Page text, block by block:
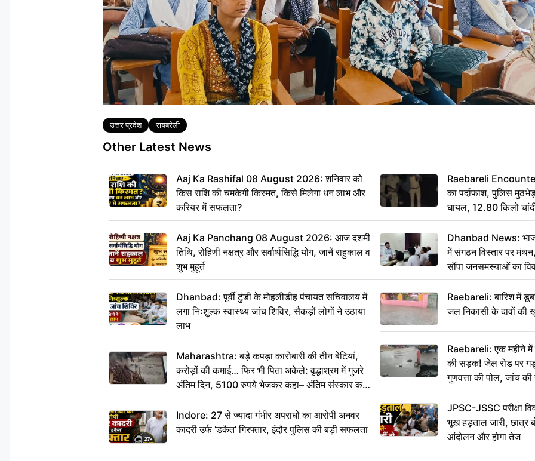
Tags
उत्तर प्रदेश रायबरेली
Other Latest News
Aaj Ka Rashifal 08 August 2026: शनिवार को
किस राशि की चमकेगी किस्मत, किसे मिलेगा धन लाभ और
करियर में सफलता?
Aaj Ka Panchang 08 August 2026: आज दशमी
तिथि, रोहिणी नक्षत्र और सर्वार्थसिद्धि योग, जानें राहुकाल व
शुभ मुहूर्त
Dhanbad: पूर्वी टुंडी के मोहलीडीह पंचायत सचिवालय में
लगा निःशुल्क स्वास्थ्य जांच शिविर, सैकड़ों लोगों ने उठाया
लाभ
Maharashtra: बड़े कपड़ा कारोबारी की तीन बेटियां,
करोड़ों की कमाई… फिर भी पिता अकेले: वृद्धाश्रम में गुजरे
अंतिम दिन, 5100 रुपये भेजकर कहा– अंतिम संस्कार कर
दीजिए हम नहीं आ पाएंगे
Indore: 27 से ज्यादा गंभीर अपराधों का आरोपी अनवर
कादरी उर्फ ‘डकैत’ गिरफ्तार, इंदौर पुलिस की बड़ी सफलता
Raebareli
का पर्दाफाश, पुलिस
घायल, 12.80 किलो
Dhanbad News:
में संगठन विस्तार पर
सौंपा जनसमस्याओं का
Raebareli: बारिश में
जल निकासी के दावों की
Raebareli: एक महीने
की सड़क! जेल रोड पर
गुणवत्ता की पोल, जांच की
JPSC-JSSC परीक्षा
भूख हड़ताल जारी, छात्र
आंदोलन और होगा तेज